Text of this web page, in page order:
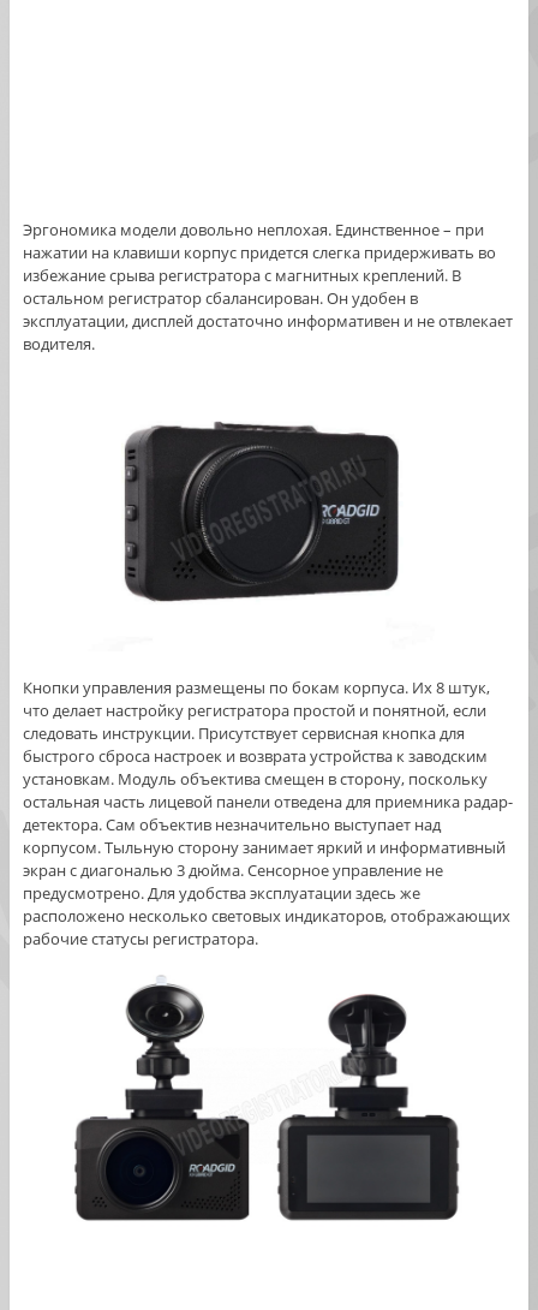
Эргономика модели довольно неплохая. Единственное – при
нажатии на клавиши корпус придется слегка придерживать во
избежание срыва регистратора с магнитных креплений. В
остальном регистратор сбалансирован. Он удобен в
эксплуатации, дисплей достаточно информативен и не отвлекает
водителя.
Кнопки управления размещены по бокам корпуса. Их 8 штук,
что делает настройку регистратора простой и понятной, если
следовать инструкции. Присутствует сервисная кнопка для
быстрого сброса настроек и возврата устройства к заводским
установкам. Модуль объектива смещен в сторону, поскольку
остальная часть лицевой панели отведена для приемника радар-
детектора. Сам объектив незначительно выступает над
корпусом. Тыльную сторону занимает яркий и информативный
экран с диагональю 3 дюйма. Сенсорное управление не
предусмотрено. Для удобства эксплуатации здесь же
расположено несколько световых индикаторов, отображающих
рабочие статусы регистратора.